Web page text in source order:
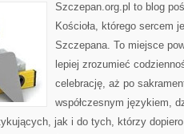
Szczepan.org.pl to blog
Kościoła, którego sercem
Szczepana. To miejsce
lepiej zrozumieć
celebrację, aż po
współczesnym językiem,
jak i do tych, którzy